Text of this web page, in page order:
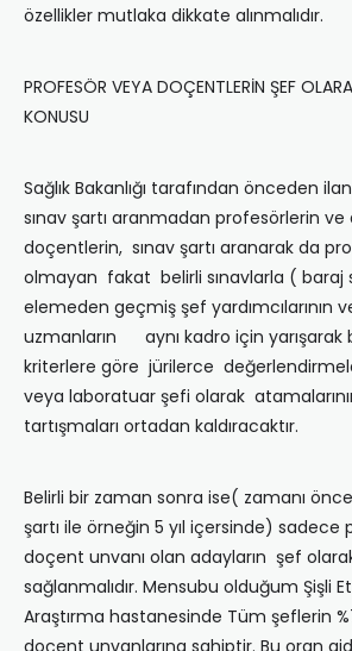
özellikler mutlaka dikkate alınmalıdır.
PROFESÖR VEYA DOÇENTLERİN ŞEF
KONUSU
Sağlık Bakanlığı tarafından önceden
sınav şartı aranmadan profesörlerin ve
doçentlerin, sınav şartı aranarak da
olmayan fakat belirli sınavlarla ( baraj
elemeden geçmiş şef yardımcılarının
uzmanların aynı kadro için yarışarak
kriterlere göre jürilerce
veya laboratuar şefi olarak
tartışmaları ortadan kaldıracaktır.
Belirli bir zaman sonra ise( zamanı
şartı ile örneğin 5 yıl içersinde) sadece
doçent unvanı olan adayların şef
sağlanmalıdır. Mensubu olduğum Şişli
Araştırma hastanesinde Tüm şeflerin